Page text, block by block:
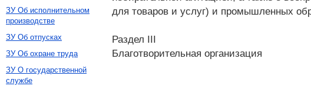
для товаров и услуг) и промышленных
Раздел III
Благотворительная организация
ЗУ Об исполнительном
производстве
ЗУ Об отпусках
ЗУ Об охране труда
ЗУ О государственной
службе